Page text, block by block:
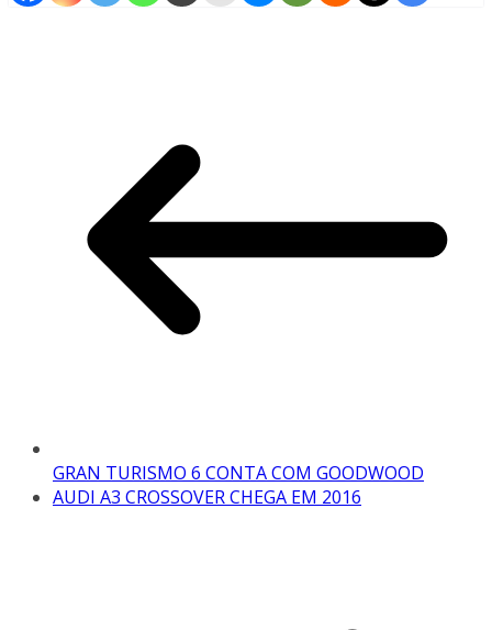
GRAN TURISMO 6 CONTA COM GOODWOOD
AUDI A3 CROSSOVER CHEGA EM 2016